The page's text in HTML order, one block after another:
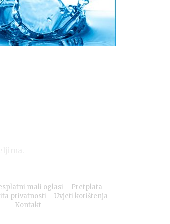
mali oglasi
Pretplata
privatnosti
Uvjeti korištenja
Kontakt